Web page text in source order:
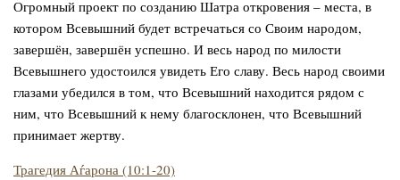
Огромный проект по созданию Шатра откровения – места, в
котором Всевышний будет встречаться со Своим народом,
завершён, завершён успешно. И весь народ по милости
Всевышнего удостоился увидеть Его славу. Весь народ своими
глазами убедился в том, что Всевышний находится рядом с
ним, что Всевышний к нему благосклонен, что Всевышний
принимает жертву.
Трагедия Аѓарона (10:1-20)